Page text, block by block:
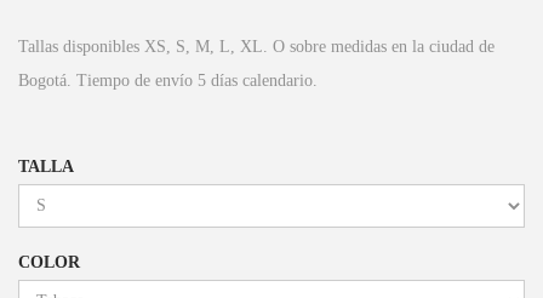
Tallas disponibles XS, S, M, L, XL. O sobre medidas en la ciudad de
Bogotá. Tiempo de envío 5 días calendario.
TALLA
COLOR